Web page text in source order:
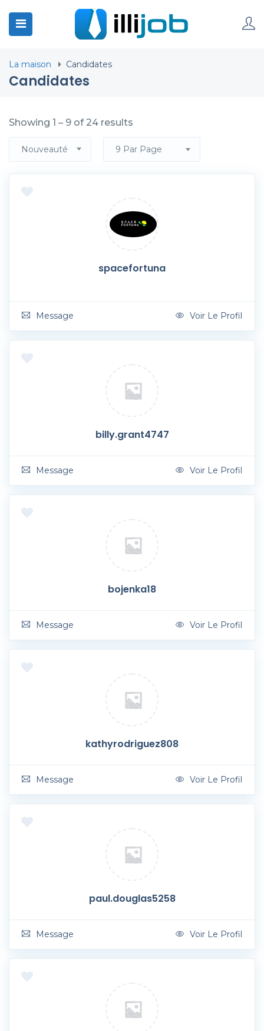
La maison Candidates
Candidates
Showing 1 – 9 of 24 results
Nouveauté 9 Par Page
spacefortuna
Message Voir Le Profil
billy.grant4747
Message Voir Le Profil
bojenka18
Message Voir Le Profil
kathyrodriguez808
Message Voir Le Profil
paul.douglas5258
Message Voir Le Profil